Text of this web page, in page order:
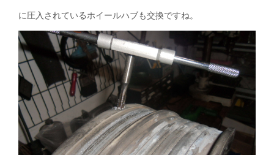
に圧入されているホイールハブも交換ですね。